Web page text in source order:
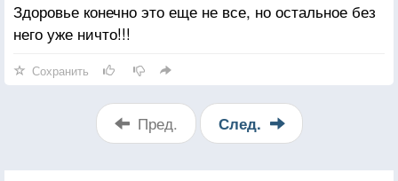
Здоровье конечно это еще не все, но остальное без
него уже ничто!!!
Сохранить
Пред. След.